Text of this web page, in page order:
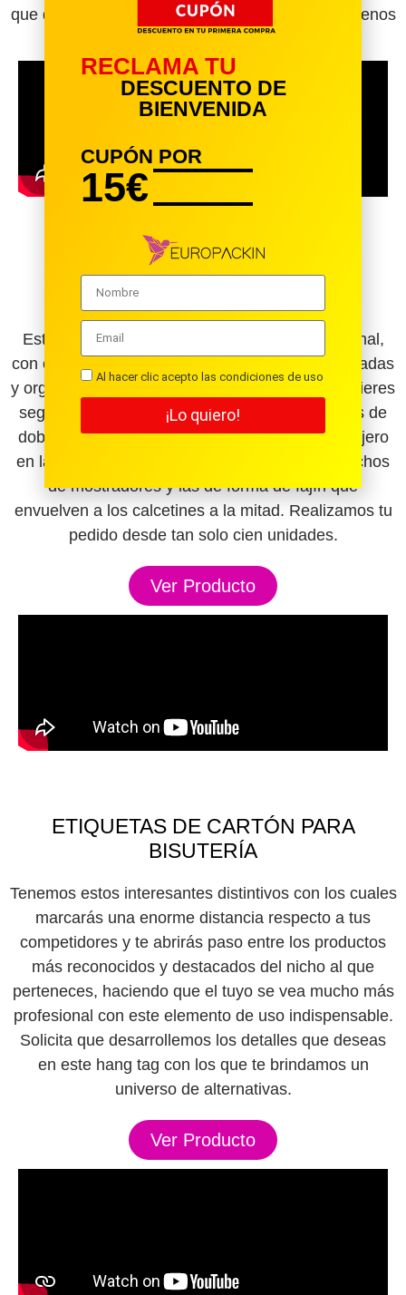
que quieres que se imprima en las mismas y pídenos
su elaboración ya.
ETIQUETAS DE CARTÓN PARA
CALCETINES
Estamos en presencia de un dispositivo funcional,
con el que tus medias están muy bien representadas
y organizadas. Elige el tipo de etiqueta que requieres
según los dos modelos que te presentamos: las de
doble pestañas tipo expositor, que traen un agujero
en la parte superior para ser guindadas en ganchos
de mostradores y las de forma de fajín que
envuelven a los calcetines a la mitad. Realizamos tu
pedido desde tan solo cien unidades.
Ver Producto
ETIQUETAS DE CARTÓN PARA
BISUTERÍA
Tenemos estos interesantes distintivos con los cuales
marcarás una enorme distancia respecto a tus
competidores y te abrirás paso entre los productos
más reconocidos y destacados del nicho al que
perteneces, haciendo que el tuyo se vea mucho más
profesional con este elemento de uso indispensable.
Solicita que desarrollemos los detalles que deseas
en este hang tag con los que te brindamos un
universo de alternativas.
Ver Producto
RECLAMA TU
DESCUENTO DE
BIENVENIDA
CUPÓN POR
15€
Al hacer clic acepto las condiciones de uso
¡Lo quiero!